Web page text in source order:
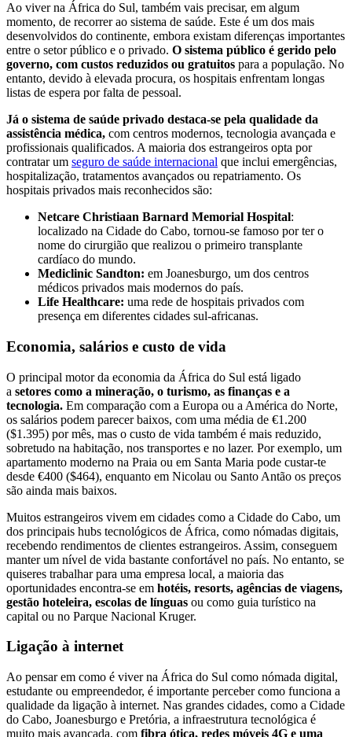
Ao viver na África do Sul, também vais precisar, em algum
momento, de recorrer ao sistema de saúde. Este é um dos mais
desenvolvidos do continente, embora existam diferenças importantes
entre o setor público e o privado. O sistema público é gerido pelo
governo, com custos reduzidos ou gratuitos para a população. No
entanto, devido à elevada procura, os hospitais enfrentam longas
listas de espera por falta de pessoal.
Já o sistema de saúde privado destaca-se pela qualidade da
assistência médica, com centros modernos, tecnologia avançada e
profissionais qualificados. A maioria dos estrangeiros opta por
contratar um seguro de saúde internacional que inclui emergências,
hospitalização, tratamentos avançados ou repatriamento. Os
hospitais privados mais reconhecidos são:
Netcare Christiaan Barnard Memorial Hospital:
localizado na Cidade do Cabo, tornou-se famoso por ter o
nome do cirurgião que realizou o primeiro transplante
cardíaco do mundo.
Mediclinic Sandton: em Joanesburgo, um dos centros
médicos privados mais modernos do país.
Life Healthcare: uma rede de hospitais privados com
presença em diferentes cidades sul-africanas.
Economia, salários e custo de vida
O principal motor da economia da África do Sul está ligado
a setores como a mineração, o turismo, as finanças e a
tecnologia. Em comparação com a Europa ou a América do Norte,
os salários podem parecer baixos, com uma média de €1.200
($1.395) por mês, mas o custo de vida também é mais reduzido,
sobretudo na habitação, nos transportes e no lazer. Por exemplo, um
apartamento moderno na Praia ou em Santa Maria pode custar-te
desde €400 ($464), enquanto em Nicolau ou Santo Antão os preços
são ainda mais baixos.
Muitos estrangeiros vivem em cidades como a Cidade do Cabo, um
dos principais hubs tecnológicos de África, como nómadas digitais,
recebendo rendimentos de clientes estrangeiros. Assim, conseguem
manter um nível de vida bastante confortável no país. No entanto, se
quiseres trabalhar para uma empresa local, a maioria das
oportunidades encontra-se em hotéis, resorts, agências de viagens,
gestão hoteleira, escolas de línguas ou como guia turístico na
capital ou no Parque Nacional Kruger.
Ligação à internet
Ao pensar em como é viver na África do Sul como nómada digital,
estudante ou empreendedor, é importante perceber como funciona a
qualidade da ligação à internet. Nas grandes cidades, como a Cidade
do Cabo, Joanesburgo e Pretória, a infraestrutura tecnológica é
muito mais avançada, com fibra ótica, redes móveis 4G e uma